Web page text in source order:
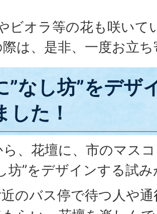
ビオラ等の花も咲いて
は、是非、一度お立
”なし坊”をデザ
した！
、花壇に、市のマス
坊”をデザインする試
のバス停で待つ人や